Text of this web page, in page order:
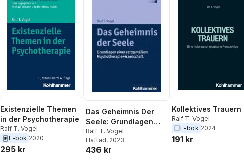
Existenzielle Themen
in der Psychotherapie
Ralf T. Vogel
E-bok 2020
295 kr
Das Geheimnis Der
Seele: Grundlagen
Einer Zeitgemassen
Psychotherapiewissen
schaft
Ralf T. Vogel
Häftad, 2023
436 kr
Kollektives Trauern
Ralf T. Vogel
E-bok 2024
191 kr